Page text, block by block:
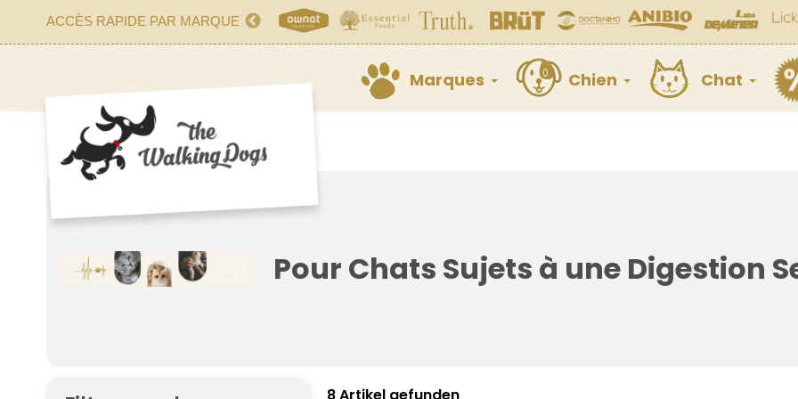
ACCÈS RAPIDE PAR MARQUE
Marques Chien Chat
Pour Chats Sujets à une Digestion